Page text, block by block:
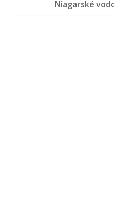
Niagarské